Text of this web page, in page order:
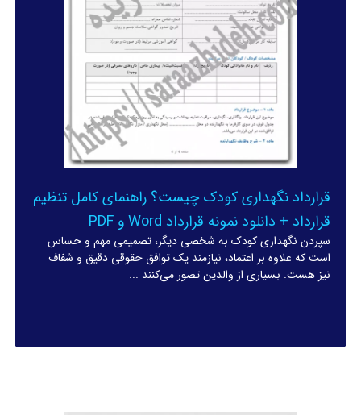
قرارداد نگهداری کودک چیست؟ راهنمای کامل تنظیم
قرارداد + دانلود نمونه قرارداد Word و PDF
سپردن نگهداری کودک به شخصی دیگر، تصمیمی مهم و حساس
است که علاوه بر اعتماد، نیازمند یک توافق حقوقی دقیق و شفاف
نیز هست. بسیاری از والدین تصور می‌کنند ...